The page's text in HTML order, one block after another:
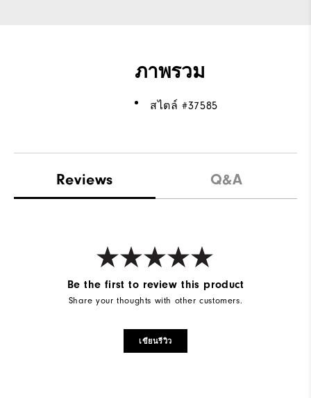
ภาพรวม
สไตล์ #37585
Reviews Q&A
Be the first to review this product
Share your thoughts with other customers.
เขียนรีวิว